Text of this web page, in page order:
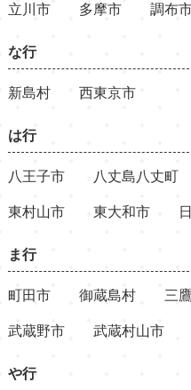
立川市 多摩市 調布
な行
新島村 西東京市
は行
八王子市 八丈島八丈町
東村山市 東大和市
ま行
町田市 御蔵島村 三
武蔵野市 武蔵村山市
や行